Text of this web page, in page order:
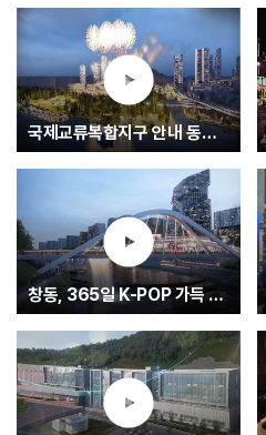
국제교류복합지구 안내 동영상
창동, 365일 K-POP 가득 글로벌 문화중심지로.... K-엔터타운